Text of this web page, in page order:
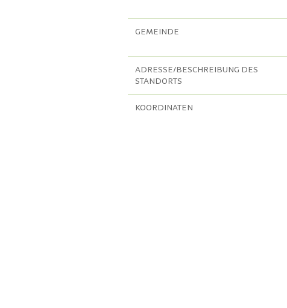
GEMEINDE
ADRESSE/BESCHREIBUNG DES
STANDORTS
KOORDINATEN